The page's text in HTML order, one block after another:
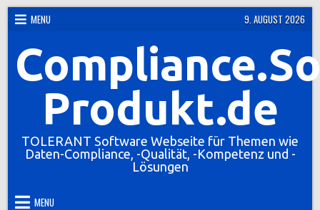
Skip
content
MENU 9. AUGUST 2026
Produkt.de
TOLERANT Software Webseite für Themen wie
Daten-Compliance, -Qualität, -Kompetenz und -
Lösungen
MENU